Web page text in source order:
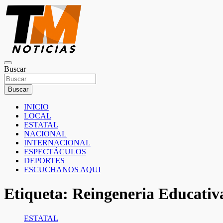
Saltar
al
contenido
TM Noticias
TM Noticias
Buscar
Buscar
INICIO
LOCAL
ESTATAL
NACIONAL
INTERNACIONAL
ESPECTÁCULOS
DEPORTES
ESCUCHANOS AQUI
Etiqueta: Reingeneria
ESTATAL